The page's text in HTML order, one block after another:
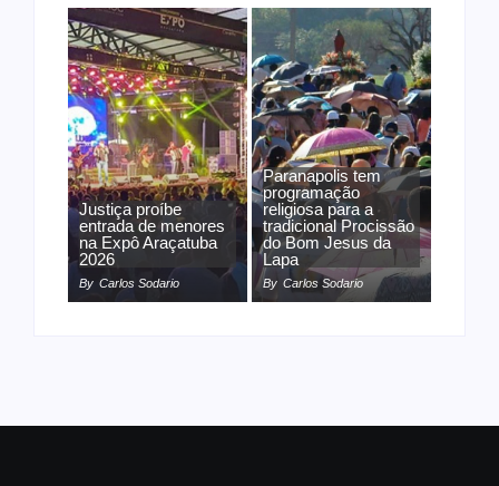
Justiça proíbe
entrada de menores
na Expô Araçatuba
2026
By Carlos Sodario
Paranapolis tem
programação
religiosa para a
tradicional Procissão
do Bom Jesus da
Lapa
By Carlos Sodario